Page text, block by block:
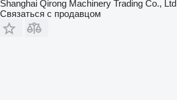
Shanghai Qirong Machinery Trading Co., Ltd
Связаться с продавцом